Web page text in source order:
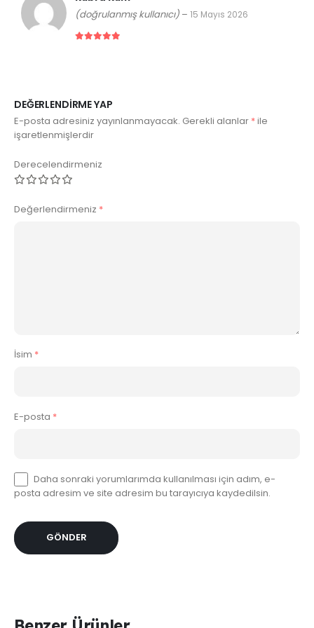
(doğrulanmış kullanıcı) – 15 Mayıs 2026
DEĞERLENDIRME YAP
E-posta adresiniz yayınlanmayacak. Gerekli alanlar *ile
işaretlenmişlerdir
Derecelendirmeniz
Değerlendirmeniz *
İsim *
E-posta *
Daha sonraki yorumlarımda kullanılması için adım, e-
posta adresim ve site adresim bu tarayıcıya kaydedilsin.